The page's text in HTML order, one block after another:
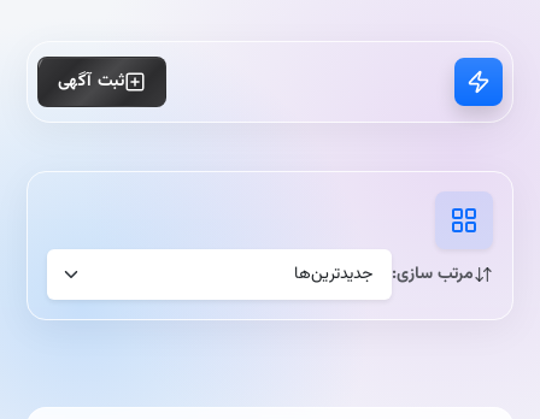
ثبت آگهی
مرتب سازی: